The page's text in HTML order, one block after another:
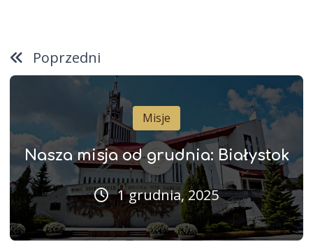
Poprzedni
Misje
Nasza misja od grudnia: Białystok
1 grudnia, 2025